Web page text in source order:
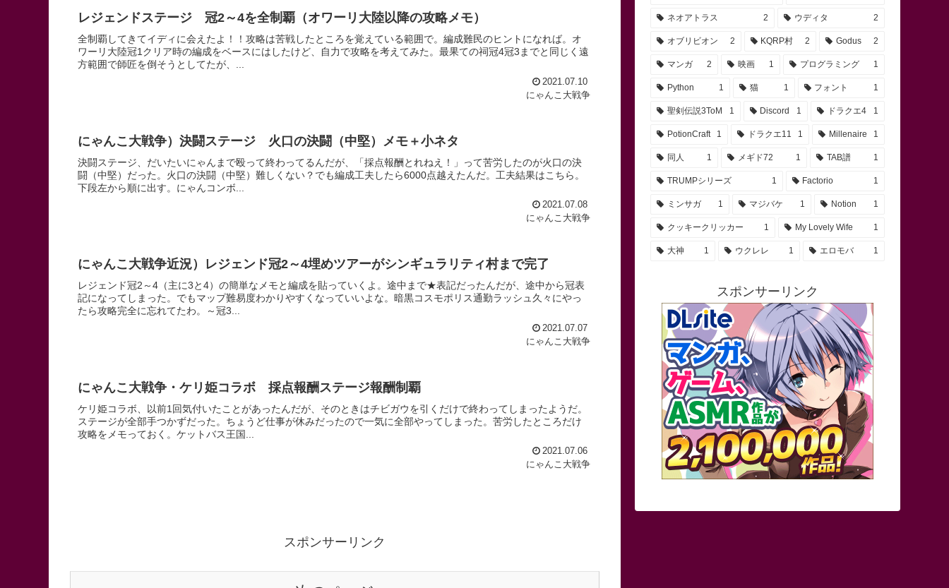
レジェンドステージ 冠2～4を全制覇（オワーリ大陸以降の攻略メモ）
全制覇してきてイディに会えたよ！！攻略は苦戦したところを覚えている範囲で。編成難民のヒントになれば。オ
ワーリ大陸冠1クリア時の編成をベースにはしたけど、自力で攻略を考えてみた。最果ての祠冠4冠3までと同じく遠
方範囲で師匠を倒そうとしてたが、...
2021.07.10
にゃんこ大戦争
にゃんこ大戦争）決闘ステージ 火口の決闘（中堅）メモ＋小ネタ
決闘ステージ、だいたいにゃんまで殴って終わってるんだが、「採点報酬とれねえ！」って苦労したのが火口の決
闘（中堅）だった。火口の決闘（中堅）難しくない？でも編成工夫したら6000点越えたんだ。工夫結果はこちら。
下段左から順に出す。にゃんコンボ...
2021.07.08
にゃんこ大戦争
にゃんこ大戦争近況）レジェンド冠2～4埋めツアーがシンギュラリティ村まで完了
レジェンド冠2～4（主に3と4）の簡単なメモと編成を貼っていくよ。途中まで★表記だったんだが、途中から冠表
記になってしまった。でもマップ難易度わかりやすくなっていいよな。暗黒コスモポリス通勤ラッシュ久々にやっ
たら攻略完全に忘れてたわ。～冠3...
2021.07.07
にゃんこ大戦争
にゃんこ大戦争・ケリ姫コラボ 採点報酬ステージ報酬制覇
ケリ姫コラボ、以前1回気付いたことがあったんだが、そのときはチビガウを引くだけで終わってしまったようだ。
ステージが全部手つかずだった。ちょうど仕事が休みだったので一気に全部やってしまった。苦労したところだけ
攻略をメモっておく。ケットバス王国...
2021.07.06
にゃんこ大戦争
スポンサーリンク
ネオアトラス 2 ウディタ 2
オブリビオン 2 KQRP村 2 Godus 2
マンガ 2 映画 1 プログラミング 1
Python 1 猫 1 フォント 1
聖剣伝説3ToM 1 Discord 1 ドラクエ4 1
PotionCraft 1 ドラクエ11 1 Millenaire 1
同人 1 メギド72 1 TAB譜 1
TRUMPシリーズ 1 Factorio 1
ミンサガ 1 マジバケ 1 Notion 1
クッキークリッカー 1 My Lovely Wife 1
大神 1 ウクレレ 1 エロモバ 1
スポンサーリンク